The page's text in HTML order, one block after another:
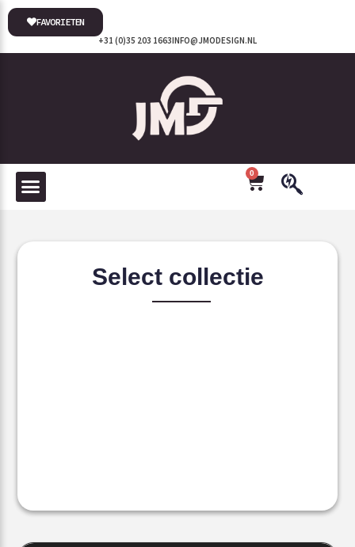
INFO@JMODESIGN.NL
+31 (0)35 203 1663
FAVORIETEN
0
Select collectie